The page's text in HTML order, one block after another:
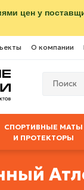
цен у
О компании
СПОРТИВНЫЕ МАТЫ
И ПРОТЕКТОРЫ